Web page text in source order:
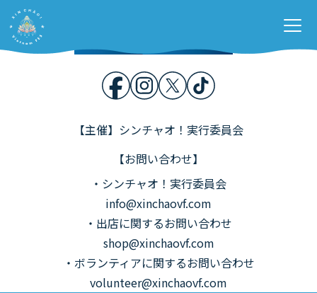
各種募集
お問い合わせ
【主催】シンチャオ！実行委員会
【お問い合わせ】
・シンチャオ！実行委員会
info@xinchaovf.com
・出店に関するお問い合わせ
shop@xinchaovf.com
・ボランティアに関するお問い合わせ
volunteer@xinchaovf.com